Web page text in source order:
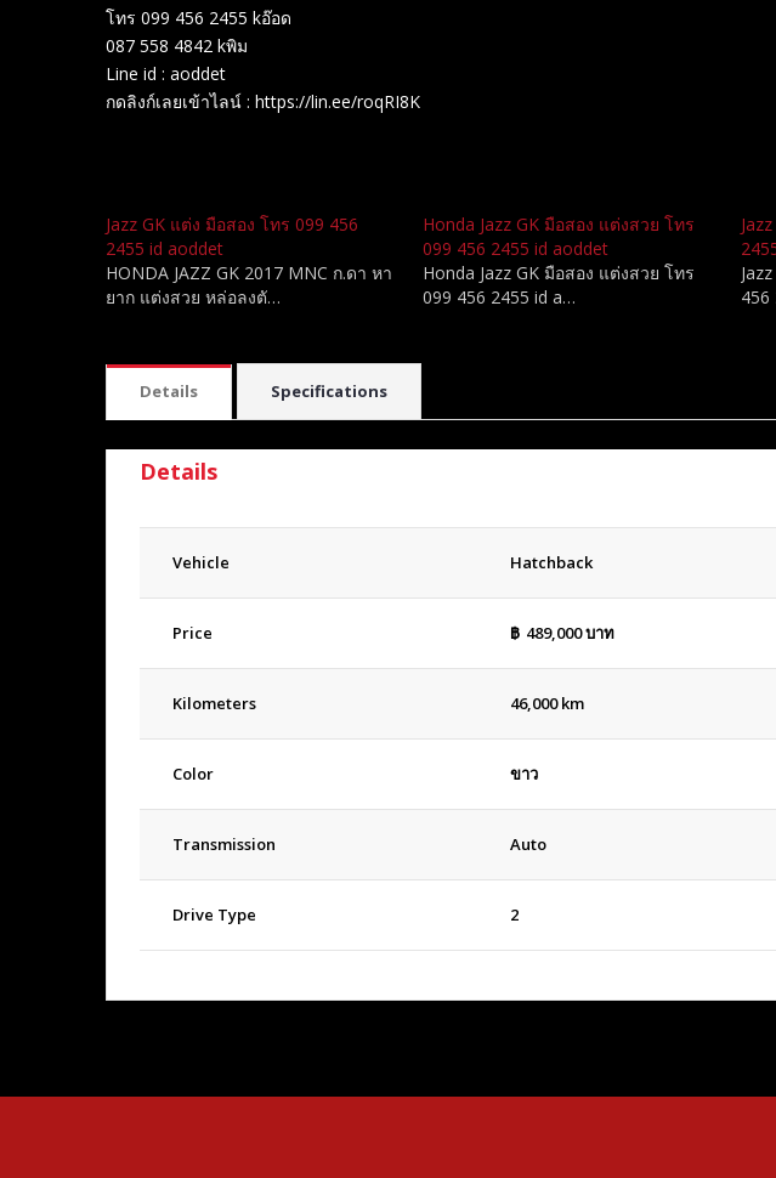
โทร 099 456 2455 kอ๊อด
087 558 4842 kพิม
Line id : aoddet
กดลิงก์เลยเข้าไลน์ : https://lin.ee/roqRI8K
Jazz GK แต่ง มือสอง โทร 099 456
2455 id aoddet
HONDA JAZZ GK 2017 MNC ก.ดา หา
ยาก แต่งสวย หล่อลงตั…
Honda Jazz GK มือสอง แต่งสวย โทร
099 456 2455 id aoddet
Honda Jazz GK มือสอง แต่งสวย โทร
099 456 2455 id a…
456
Details Specifications
Details
Vehicle Hatchback
Price ฿ 489,000บาท
Kilometers 46,000 km
Color ขาว
Transmission Auto
Drive Type 2